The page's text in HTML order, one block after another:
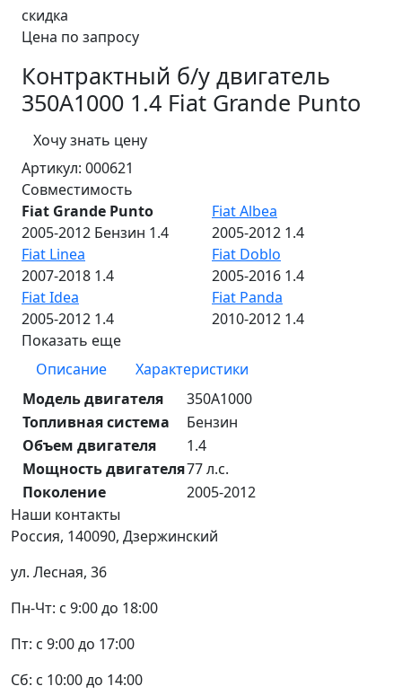
скидка
Цена по запросу
Контрактный б/у двигатель
350А1000 1.4 Fiat Grande Punto
Хочу знать цену
Артикул: 000621
Совместимость
Fiat Grande Punto
2005-2012 Бензин 1.4
Fiat Albea
2005-2012 1.4
Fiat Linea
2007-2018 1.4
Fiat Doblo
2005-2016 1.4
Fiat Idea
2005-2012 1.4
Fiat Panda
2010-2012 1.4
Показать еще
Описание
Характеристики
Модель двигателя
350А1000
Топливная система
Бензин
Объем двигателя
1.4
Мощность двигателя77 л.с.
Поколение
2005-2012
Наши контакты
Россия, 140090, Дзержинский
ул. Лесная, 36
Пн-Чт: с 9:00 до 18:00
Пт: с 9:00 до 17:00
Сб: с 10:00 до 14:00